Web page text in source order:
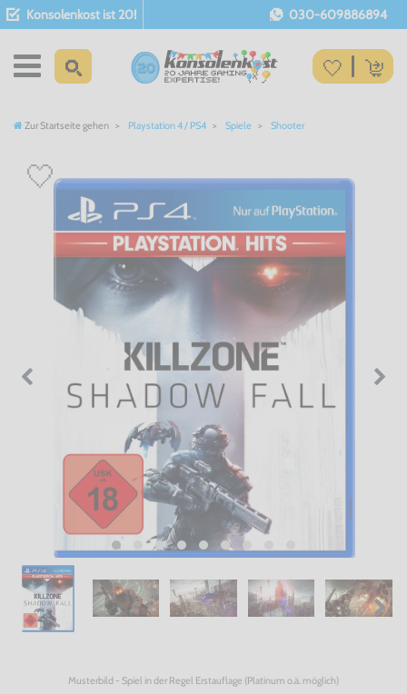
Konsolenkost ist 20! 030-609886894
Zur Startseite gehen Playstation 4 / PS4 Spiele Shooter
Musterbild - Spiel in der Regel Erstauflage (Platinum o.ä. möglich)